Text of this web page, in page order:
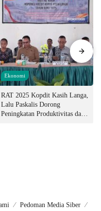
Ekonomi
RAT 2025 Kopdit Kasih Langa,
Lalu Paskalis Dorong
Peningkatan Produktivitas dan
Pedoman Media Siber